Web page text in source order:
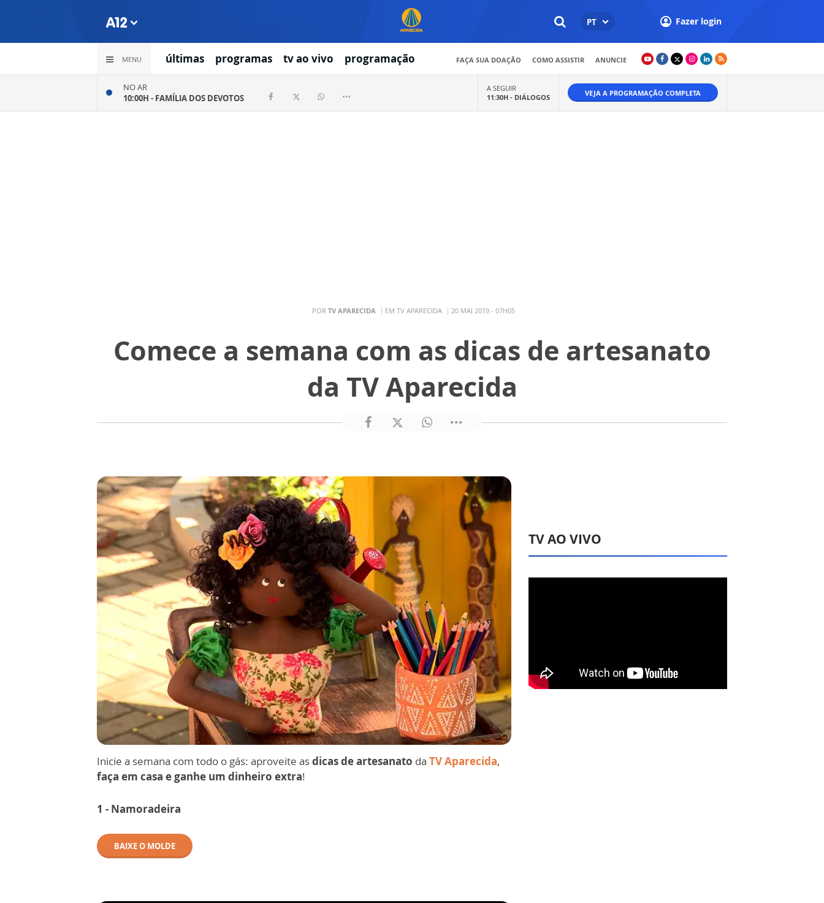
PT Fazer login
MENU últimas programas tv ao vivo programação FAÇA SUA DOAÇÃO COMO ASSISTIR ANUNCIE
NO AR
10:00H - FAMÍLIA DOS DEVOTOS
A SEGUIR
11:30H - DIÁLOGOS VEJA A PROGRAMAÇÃO COMPLETA
POR TV APARECIDA EM TV APARECIDA 20 MAI 2019 - 07H05
Comece a semana com as dicas de artesanato
da TV Aparecida
Inicie a semana com todo o gás: aproveite asdicas de artesanato da TV Aparecida,
faça em casa e ganhe um dinheiro extra!
1 - Namoradeira
BAIXE O MOLDE
TV AO VIVO